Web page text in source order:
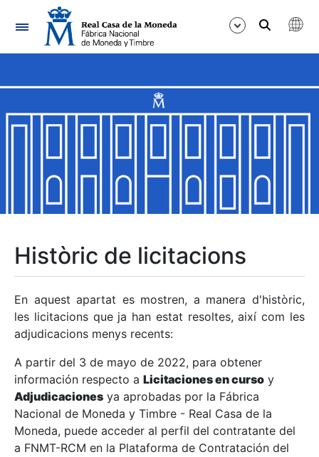
Navegació
Mostra/Amaga
Mostra/Amaga
Mostra/Amaga
Mostra/Amaga
Mostra/Amaga
Històric de licitacions
En aquest apartat es mostren, a manera d'històric,
les licitacions que ja han estat resoltes, així com les
adjudicacions menys recents:
A partir del 3 de mayo de 2022, para obtener
información respecto a Licitaciones en curso y
Adjudicaciones ya aprobadas por la Fábrica
Nacional de Moneda y Timbre - Real Casa de la
Moneda, puede acceder al perfil del contratante del
a FNMT-RCM en la Plataforma de Contratación del